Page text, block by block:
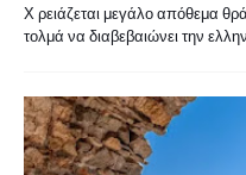
Χ ρειάζεται μεγάλο απόθεμα
τολμά να διαβεβαιώνει την